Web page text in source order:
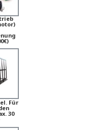
Für
30